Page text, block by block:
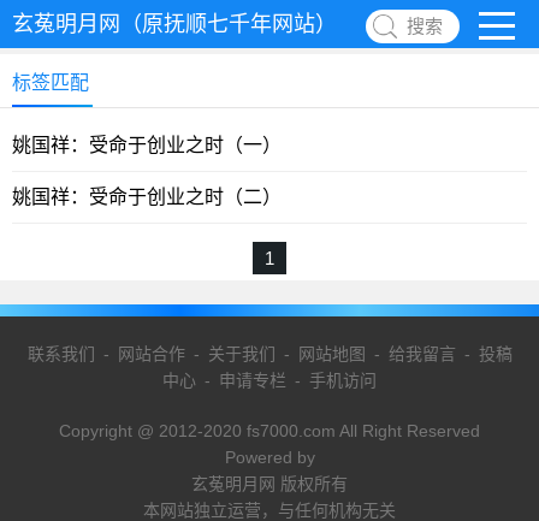
玄菟明月网（原抚顺七千年网站） 搜索
标签匹配
姚国祥：受命于创业之时（一）
姚国祥：受命于创业之时（二）
1
联系我们 - 网站合作- 关于我们 - 网站地图 - 给我留言 - 投稿
中心 - 申请专栏 - 手机访问
Copyright @ 2012-2020 fs7000.com All Right Reserved
Powered by
玄菟明月网 版权所有
本网站独立运营，与任何机构无关